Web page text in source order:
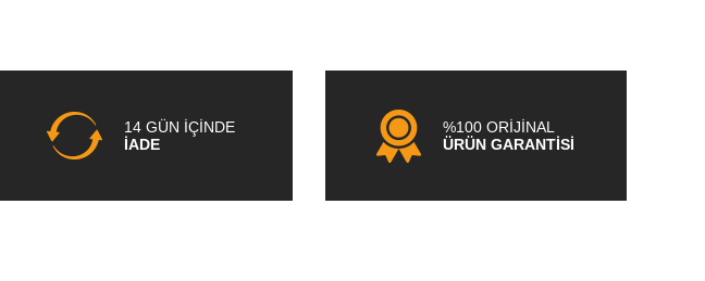
14 GÜN İÇİNDE
İADE
%100 ORİJİNAL
ÜRÜN GARANTİSİ